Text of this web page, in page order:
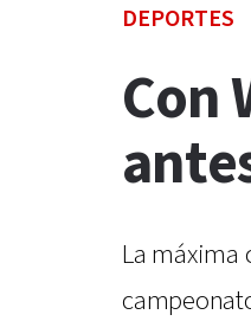
DEPORTES
Con
La máxima